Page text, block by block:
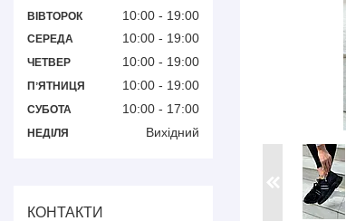
ВІВТОРОК 10:00 19:00
СЕРЕДА 10:00 19:00
ЧЕТВЕР 10:00 19:00
ПʼЯТНИЦЯ 10:00 19:00
СУБОТА 10:00 17:00
НЕДІЛЯ Вихідний
КОНТАКТИ